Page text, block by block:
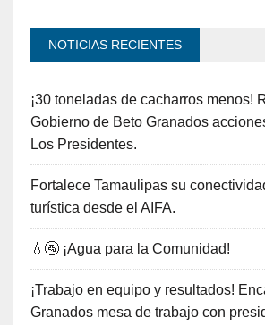
NOTICIAS RECIENTES
¡30 toneladas de cacharros menos!
Gobierno de Beto Granados
Los Presidentes.
Fortalece Tamaulipas su
turística desde el AIFA.
💧🚰 ¡Agua para la Comunidad!
¡Trabajo en equipo y resultados!
Granados mesa de trabajo con